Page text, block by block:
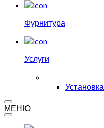
Фурнитура
Услуги
Установка
МЕНЮ